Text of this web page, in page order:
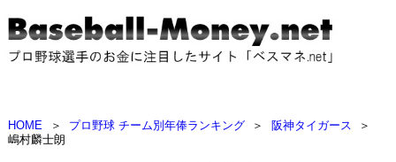
HOME ＞ プロ野球 チーム別年俸ランキング ＞ 阪神タイガース
＞
嶋村麟士朗